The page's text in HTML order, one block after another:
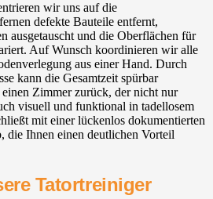
wir uns auf die
defekte Bauteile entfernt,
ausgetauscht und die Oberflächen für
Auf Wunsch koordinieren wir alle
aus einer Hand. Durch
kann die Gesamtzeit spürbar
Zimmer zurück, der nicht nur
visuell und funktional in tadellosem
mit einer lückenlos dokumentierten
die Ihnen einen deutlichen Vorteil
Tatortreiniger